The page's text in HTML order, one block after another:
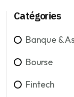
Catégories
Banque &
Bourse
Fintech